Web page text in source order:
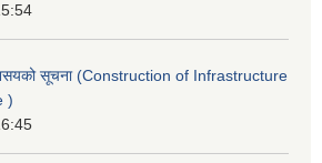
सूचना (Construction of Infrastructure
)